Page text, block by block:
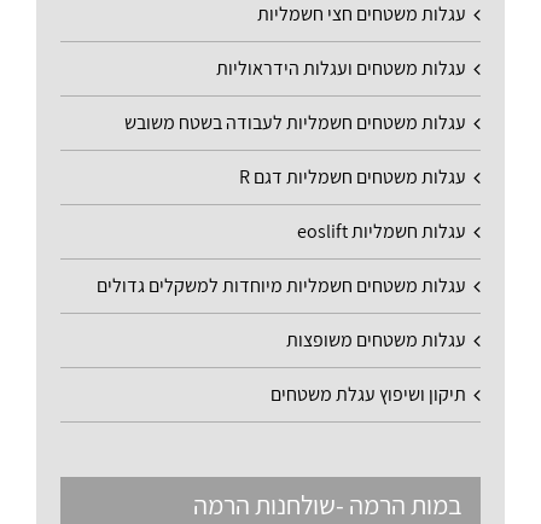
עגלות משטחים חצי חשמליות
עגלות משטחים ועגלות הידראוליות
עגלות משטחים חשמליות לעבודה בשטח משובש
עגלות משטחים חשמליות דגם R
עגלות חשמליות eoslift
עגלות משטחים חשמליות מיוחדות למשקלים גדולים
עגלות משטחים משופצות
תיקון ושיפוץ עגלת משטחים
במות הרמה -שולחנות הרמה